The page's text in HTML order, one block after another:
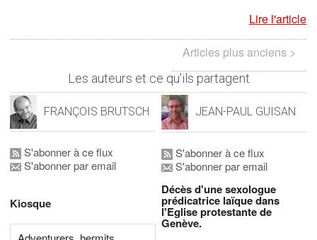
Lire l'article
Articles plus anciens >
Les auteurs et ce qu'ils partagent
FRANÇOIS BRUTSCH
S'abonner à ce flux
S'abonner par email
Kiosque
JEAN-PAUL GUISAN
S'abonner à ce flux
S'abonner par email
Décès d'une sexologue
prédicatrice laïque dans
l'Eglise protestante de
Genève.